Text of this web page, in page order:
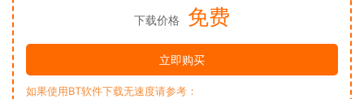
下载价格 免费
立即购买
如果使用BT软件下载无速度请参考：